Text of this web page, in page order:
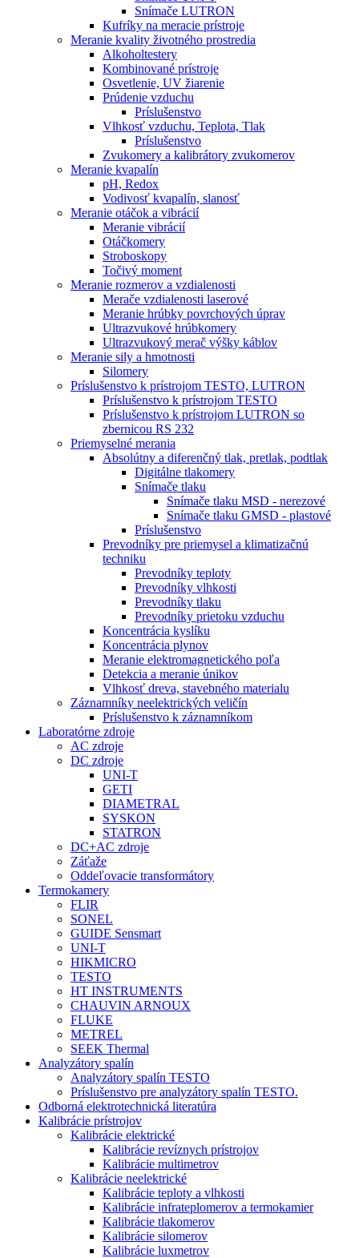
Snímače LUTRON
Kufríky na meracie prístroje
Meranie kvality životného prostredia
Alkoholtestery
Kombinované prístroje
Osvetlenie, UV žiarenie
Prúdenie vzduchu
Príslušenstvo
Vlhkosť vzduchu, Teplota, Tlak
Príslušenstvo
Zvukomery a kalibrátory zvukomerov
Meranie kvapalín
pH, Redox
Vodivosť kvapalín, slanosť
Meranie otáčok a vibrácií
Meranie vibrácií
Otáčkomery
Stroboskopy
Točivý moment
Meranie rozmerov a vzdialenosti
Merače vzdialenosti laserové
Meranie hrúbky povrchových úprav
Ultrazvukové hrúbkomery
Ultrazvukový merač výšky káblov
Meranie sily a hmotnosti
Silomery
Príslušenstvo k prístrojom TESTO, LUTRON
Príslušenstvo k prístrojom TESTO
Príslušenstvo k prístrojom LUTRON so
zbernicou RS 232
Priemyselné merania
Absolútny a diferenčný tlak, pretlak, podtlak
Digitálne tlakomery
Snímače tlaku
Snímače tlaku MSD - nerezové
Snímače tlaku GMSD - plastové
Príslušenstvo
Prevodníky pre priemysel a klimatizačnú
techniku
Prevodníky teploty
Prevodníky vlhkosti
Prevodníky tlaku
Prevodníky prietoku vzduchu
Koncentrácia kyslíku
Koncentrácia plynov
Meranie elektromagnetického poľa
Detekcia a meranie únikov
Vlhkosť dreva, stavebného materialu
Záznamníky neelektrických veličín
Príslušenstvo k záznamníkom
Laboratórne zdroje
AC zdroje
DC zdroje
UNI-T
GETI
DIAMETRAL
SYSKON
STATRON
DC+AC zdroje
Záťaže
Oddeľovacie transformátory
Termokamery
FLIR
SONEL
GUIDE Sensmart
UNI-T
HIKMICRO
TESTO
HT INSTRUMENTS
CHAUVIN ARNOUX
FLUKE
METREL
SEEK Thermal
Analyzátory spalín
Analyzátory spalín TESTO
Príslušenstvo pre analyzátory spalín TESTO.
Odborná elektrotechnická literatúra
Kalibrácie prístrojov
Kalibrácie elektrické
Kalibrácie revíznych prístrojov
Kalibrácie multimetrov
Kalibrácie neelektrické
Kalibrácie teploty a vlhkosti
Kalibrácie infrateplomerov a termokamier
Kalibrácie tlakomerov
Kalibrácie silomerov
Kalibrácie luxmetrov